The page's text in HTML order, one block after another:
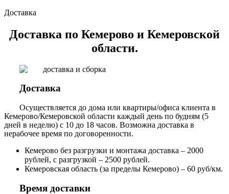
Доставка
Доставка по Кемерово и Кемеровской
области.
Доставка
Осуществляется до дома или квартиры/офиса клиента в
Кемерово/Кемеровской области каждый день по будням (5
дней в неделю) с 10 до 18 часов. Возможна доставка в
нерабочее время по договоренности.
Кемерово без разгрузки и монтажа доставка – 2000
рублей, с разгрузкой – 2500 рублей.
Кемеровская область (за пределы Кемерово) – 60 руб/км.
Время доставки